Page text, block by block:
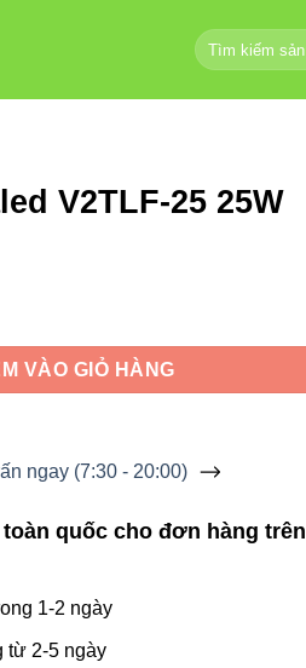
Tìm
kiếm:
V2TLF-25 25W
số lượng
VÀO GIỎ HÀNG
ngay (7:30 - 20:00)
quốc cho đơn hàng trên
1-2 ngày
từ 2-5 ngày